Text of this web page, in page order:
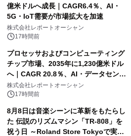
億米ドルへ成長｜CAGR6.4％、AI・
5G・IoT需要が市場拡大を加速
株式会社レポートオーシャン
17時間前
プロセッサおよびコンピューティング
チップ市場、2035年に1,230億米ドル
へ｜CAGR 20.8％、AI・データセンタ
ー需要が成長を牽引
株式会社レポートオーシャン
17時間前
8月8日は音楽シーンに革新をもたらし
た 伝説のリズムマシン「TR-808」を
祝う日 ～Roland Store Tokyoで実機